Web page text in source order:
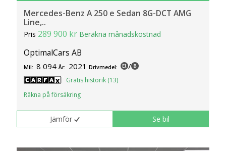
Mercedes-Benz A 250 e Sedan 8G-DCT AMG
Line,..
Pris 289 900 kr Beräkna månadskostnad
OptimalCars AB
Mil: 8 094 År: 2021 Drivmedel: /
Gratis historik (13)
Räkna på försäkring
Jämför Se bil